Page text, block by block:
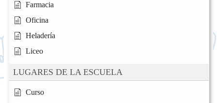
Farmacia
Oficina
Heladería
Liceo
LUGARES DE LA ESCUELA
Curso